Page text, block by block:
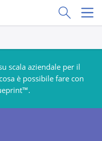
Toggle
scala aziendale per il
è possibile fare con